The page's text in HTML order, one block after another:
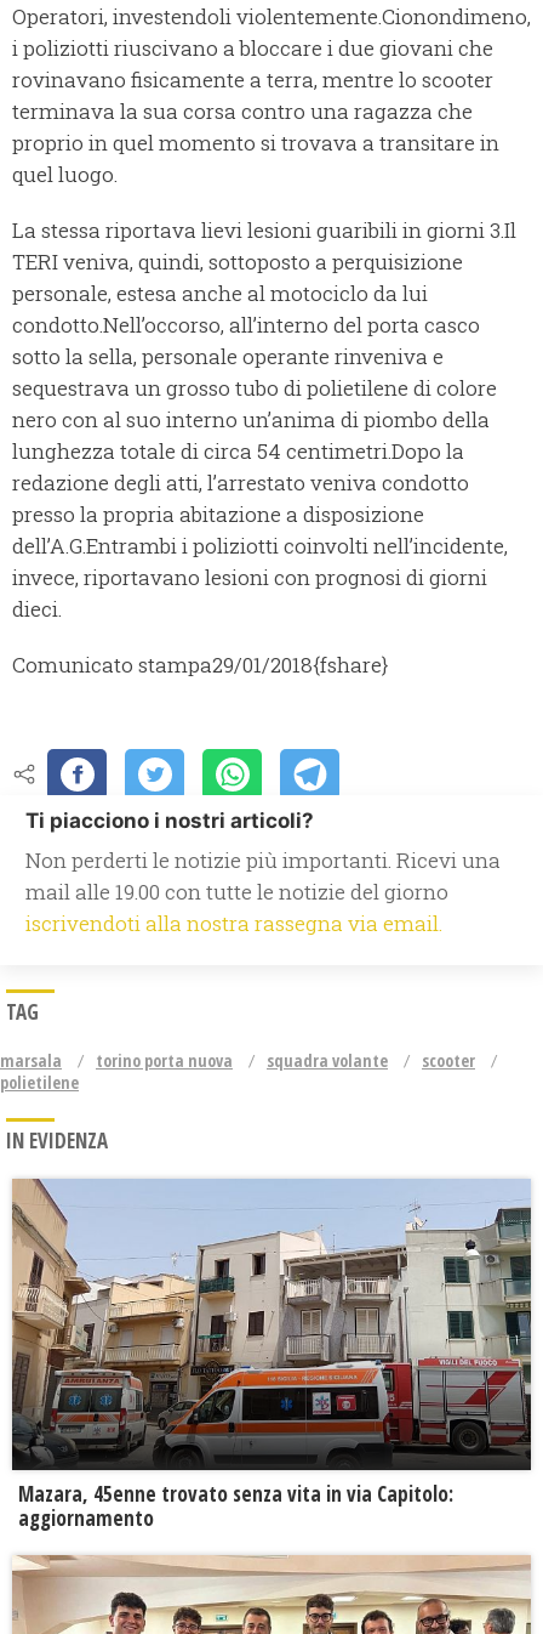
Operatori, investendoli violentemente.Cionondimeno,
i poliziotti riuscivano a bloccare i due giovani che
rovinavano fisicamente a terra, mentre lo scooter
terminava la sua corsa contro una ragazza che
proprio in quel momento si trovava a transitare in
quel luogo.
La stessa riportava lievi lesioni guaribili in giorni 3.Il
TERI veniva, quindi, sottoposto a perquisizione
personale, estesa anche al motociclo da lui
condotto.Nell’occorso, all’interno del porta casco
sotto la sella, personale operante rinveniva e
sequestrava un grosso tubo di polietilene di colore
nero con al suo interno un’anima di piombo della
lunghezza totale di circa 54 centimetri.Dopo la
redazione degli atti, l’arrestato veniva condotto
presso la propria abitazione a disposizione
dell’A.G.Entrambi i poliziotti coinvolti nell’incidente,
invece, riportavano lesioni con prognosi di giorni
dieci.
Comunicato stampa29/01/2018{fshare}
Ti piacciono i nostri articoli?
Non perderti le notizie più importanti. Ricevi una
mail alle 19.00 con tutte le notizie del giorno
iscrivendoti alla nostra rassegna via email.
TAG
marsala torino porta nuova squadra volante
scooter
polietilene
IN EVIDENZA
Mazara, 45enne trovato senza vita in via Capitolo:
aggiornamento